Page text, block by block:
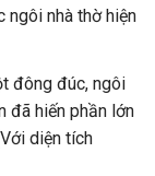
ngôi nhà thờ hiện
đông đúc, ngôi
đã hiến phần lớn
diện tích